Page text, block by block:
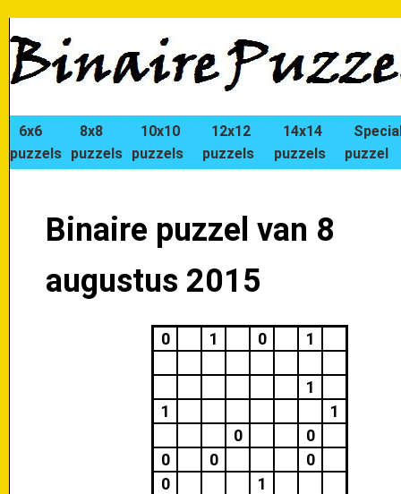
6x6
puzzels
8x8
puzzels
10x10
puzzels
12x12
puzzels
14x14
puzzels
puzzel
Binaire puzzel van 8
augustus 2015
0 1 0 1
1
1
1
0
0
0
0
0
0
1